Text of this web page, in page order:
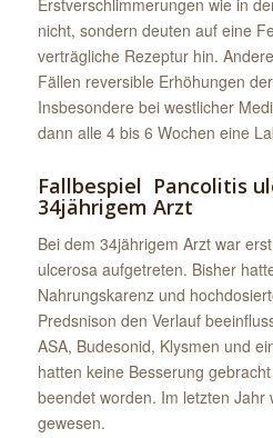
Erstverschlimmerungen wie in
nicht, sondern deuten auf eine
verträgliche Rezeptur hin.
Fällen reversible Erhöhungen
Insbesondere bei westlicher
dann alle 4 bis 6 Wochen eine
Fallbespiel Pancolitis
34jährigem Arzt
Bei dem 34jährigem Arzt war
ulcerosa aufgetreten. Bisher
Nahrungskarenz und
Predsnison den Verlauf
ASA, Budesonid, Klysmen und
hatten keine Besserung
beendet worden. Im letzten Jahr
gewesen.